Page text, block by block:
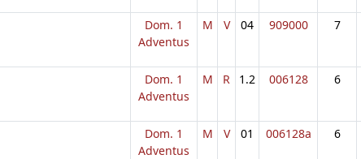
Dom. 1
Adventus
M V 04 909000 7
Dom. 1
Adventus
M R 1.2 006128 6
Dom. 1
Adventus
M V 01 006128a 6